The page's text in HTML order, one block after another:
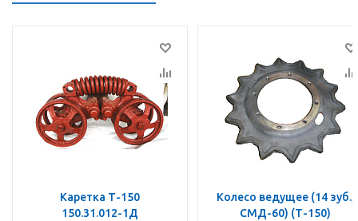
Каретка Т-150
150.31.012-1Д
Колесо ведущее (14 зуб.,
СМД-60) (Т-150)